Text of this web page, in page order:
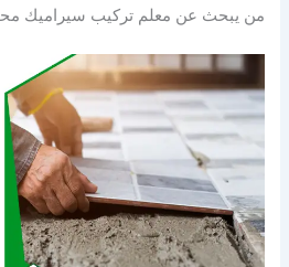
من يبحث عن معلم تركيب سيراميك